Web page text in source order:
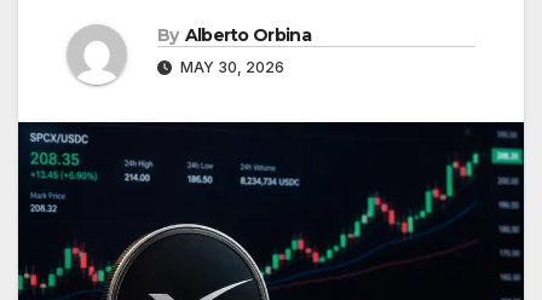
By Alberto Orbina
MAY 30, 2026